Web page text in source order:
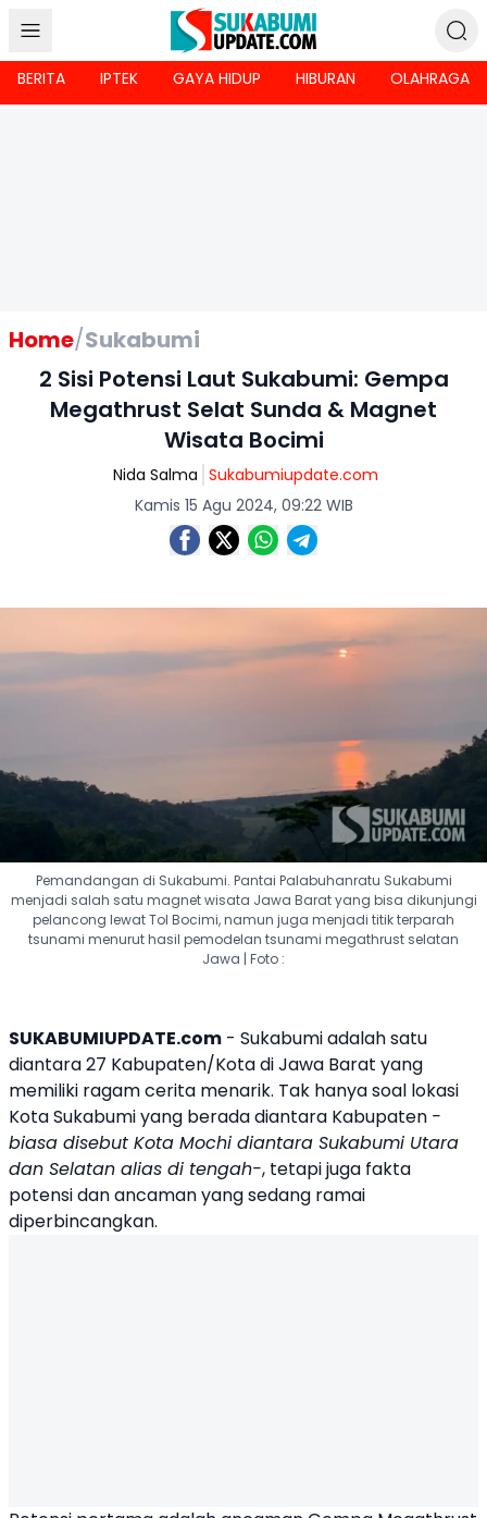
BERITA IPTEK GAYA HIDUP HIBURAN OLAHRAGA
Home/Sukabumi
2 Sisi Potensi Laut Sukabumi: Gempa
Megathrust Selat Sunda & Magnet
Wisata Bocimi
Nida Salma Sukabumiupdate.com
Kamis 15 Agu 2024, 09:22 WIB
Pemandangan di Sukabumi. Pantai Palabuhanratu Sukabumi
menjadi salah satu magnet wisata Jawa Barat yang bisa dikunjungi
pelancong lewat Tol Bocimi, namun juga menjadi titik terparah
tsunami menurut hasil pemodelan tsunami megathrust selatan
Jawa | Foto :
SUKABUMIUPDATE.com - Sukabumi adalah satu
diantara 27 Kabupaten/Kota di Jawa Barat yang
memiliki ragam cerita menarik. Tak hanya soal lokasi
Kota Sukabumi yang berada diantara Kabupaten -
biasa disebut Kota Mochi diantara Sukabumi Utara
dan Selatan alias di tengah-, tetapi juga fakta
potensi dan ancaman yang sedang ramai
diperbincangkan.